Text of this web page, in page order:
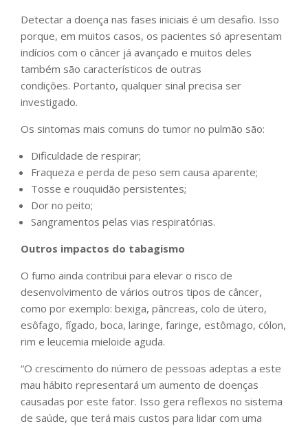
Detectar a doença nas fases iniciais é um desafio. Isso
porque, em muitos casos, os pacientes só apresentam
indícios com o câncer já avançado e muitos deles
também são característicos de outras
condições. Portanto, qualquer sinal precisa ser
investigado.
Os sintomas mais comuns do tumor no pulmão são:
Dificuldade de respirar;
Fraqueza e perda de peso sem causa aparente;
Tosse e rouquidão persistentes;
Dor no peito;
Sangramentos pelas vias respiratórias.
Outros impactos do tabagismo
O fumo ainda contribui para elevar o risco de
desenvolvimento de vários outros tipos de câncer,
como por exemplo: bexiga, pâncreas, colo de útero,
esôfago, fígado, boca, laringe, faringe, estômago, cólon,
rim e leucemia mieloide aguda.
“O crescimento do número de pessoas adeptas a este
mau hábito representará um aumento de doenças
causadas por este fator. Isso gera reflexos no sistema
de saúde, que terá mais custos para lidar com uma